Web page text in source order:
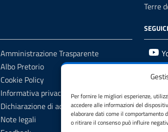
Per fornire le migliori esperienze,
accedere alle informazioni del
elaborare dati come il comportamento
o ritirare il consenso può influire
Terre
Amministrazione Trasparente
Albo Pretorio
Cookie Policy
Informativa privacy
Dichiarazione di accessibilità
Note legali